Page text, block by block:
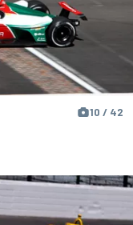
10 / 42